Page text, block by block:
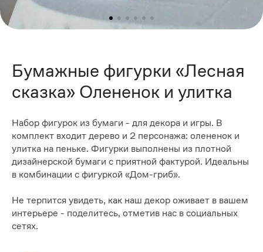
Бумажные фигурки «Лесная
сказка» Олененок и улитка
Набор фигурок из бумаги - для декора и игры. В
комплект входит дерево и 2 персонажа: олененок и
улитка на пеньке. Фигурки выполнены из плотной
дизайнерской бумаги с приятной фактурой. Идеальны
в комбинации с фигуркой «Дом-гриб».
Не терпится увидеть, как наш декор оживает в вашем
интерьере - поделитесь, отметив нас в социальных
сетях.